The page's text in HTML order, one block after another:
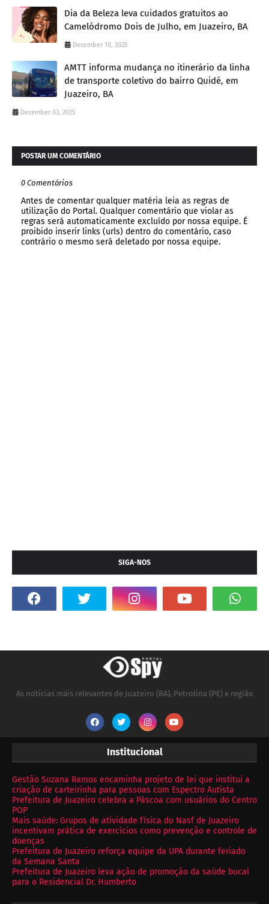
Dia da Beleza leva cuidados gratuitos ao
Camelódromo Dois de Julho, em Juazeiro, BA
December 10, 2025
AMTT informa mudança no itinerário da linha
de transporte coletivo do bairro Quidé, em
Juazeiro, BA
December 03, 2025
POSTAR UM COMENTÁRIO
0 Comentários
Antes de comentar qualquer matéria leia as regras de
utilização do Portal. Qualquer comentário que violar as
regras será automaticamente excluído por nossa equipe. É
proibido inserir links (urls) dentro do comentário, caso
contrário o mesmo será deletado por nossa equipe.
SIGA-NOS
As notícias mais relevantes de Juazeiro (BA), Petrolina (PE) e região
Institucional
Gestão Suzana Ramos encaminha projeto de lei que institui a
criação de carteirinha para pessoas com Espectro Autista
Prefeitura de Juazeiro celebra a Páscoa com usuários do Centro
POP
Mais saúde: Grupos de atividade física do Nasf de Juazeiro
incentivam prática de exercícios como prevenção e controle de
doenças
Prefeitura de Juazeiro reforça equipe da UPA durante feriado
da Semana Santa
Prefeitura de Juazeiro leva ação de promoção da saúde bucal
para o Residencial Dr. Humberto